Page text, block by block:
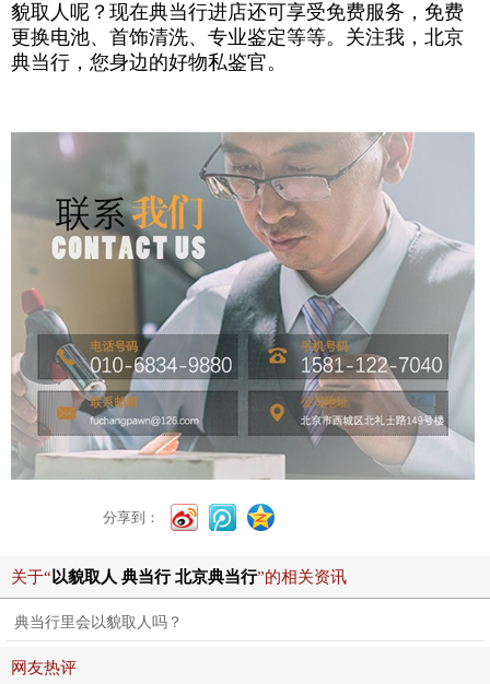
貌取人呢？现在典当行进店还可享受免费服务，免费
更换电池、首饰清洗、专业鉴定等等。关注我，北京
典当行，您身边的好物私鉴官。
分享到：
关于“以貌取人 典当行 北京典当行”的相关资讯
典当行里会以貌取人吗？
网友热评